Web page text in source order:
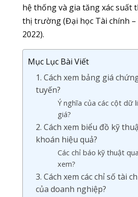
hệ thống và gia tăng xác suất
thị trường (Đại học Tài chính
2022).
Mục Lục Bài Viết
1. Cách xem bảng giá
tuyến?
Ý nghĩa của các cột dữ
giá?
2. Cách xem biểu đồ kỹ
khoán hiệu quả?
Các chỉ báo kỹ thuật
xem?
3. Cách xem các chỉ số tài
của doanh nghiệp?